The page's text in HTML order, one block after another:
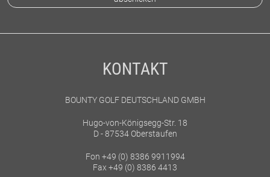
KONTAKT
BOUNTY GOLF DEUTSCHLAND GMBH
Hugo-von-Königsegg-Str. 18
D - 87534 Oberstaufen
Fon +49 (0) 8386 9911994
Fax +49 (0) 8386 4413